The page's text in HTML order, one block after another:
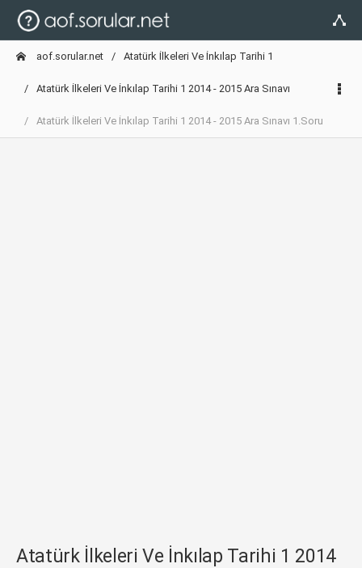
aof.sorular.net Atatürk İlkeleri Ve İnkılap Tarihi 1
Atatürk İlkeleri Ve İnkılap Tarihi 1 2014 - 2015 Ara Sınavı
Atatürk İlkeleri Ve İnkılap Tarihi 1 2014 - 2015 Ara Sınavı 1.Soru
Atatürk İlkeleri Ve İnkılap Tarihi 1 2014